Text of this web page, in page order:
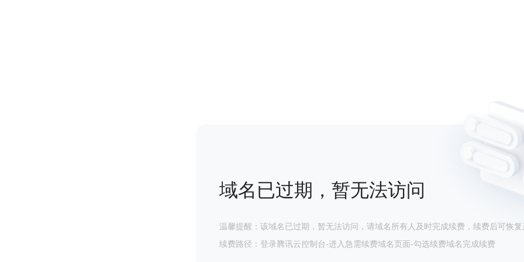
域名已过期，暂无法访问
温馨提醒：该域名已过期，暂无法访问，请域名所有人及时完成续费，续费后可恢复
续费路径：登录腾讯云控制台-进入急需续费域名页面-勾选续费域名完成续费